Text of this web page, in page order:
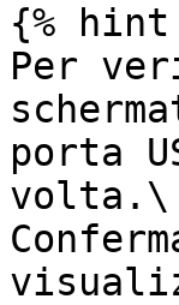
{%
Per
porta
volta.\